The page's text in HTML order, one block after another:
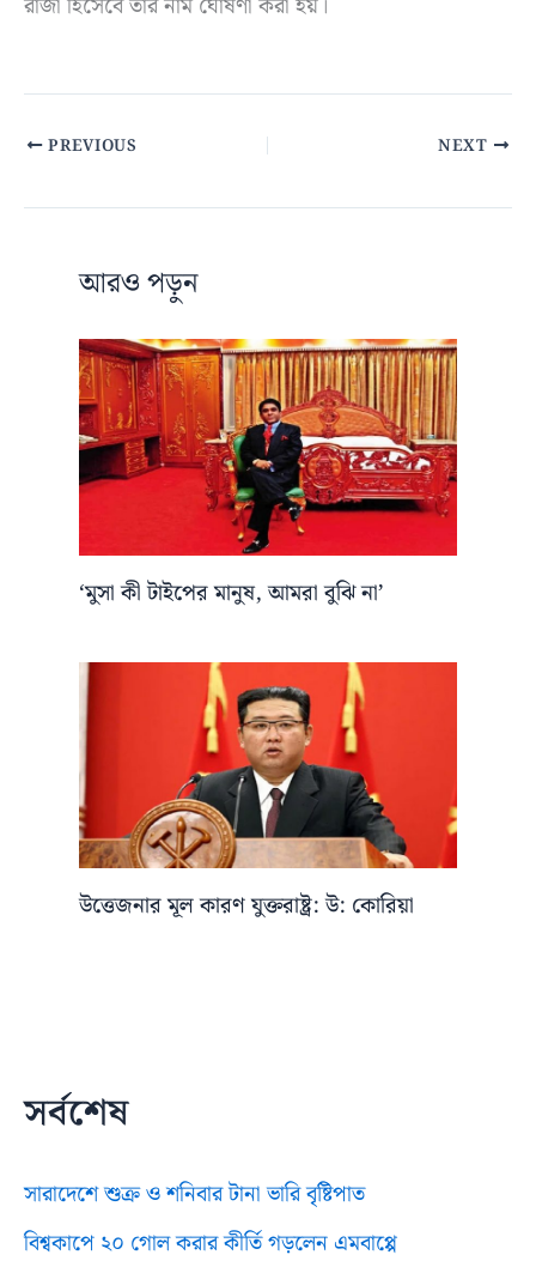
PREVIOUS NEXT
আরও পড়ুন
‘মুসা কী টাইপের মানুষ, আমরা বুঝি না’
উত্তেজনার মূল কারণ যুক্তরাষ্ট্র: উ: কোরিয়া
সর্বশেষ
সারাদেশে শুক্র ও শনিবার টানা ভারি বৃষ্টিপাত
বিশ্বকাপে ২০ গোল করার কীর্তি গড়লেন এমবাপ্পে